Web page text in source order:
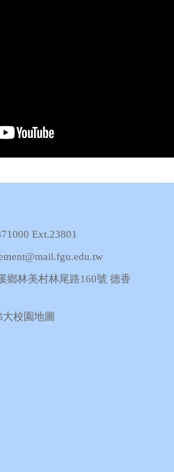
Ext.23801
鄉林美村林尾路160號 德香
大校園地圖